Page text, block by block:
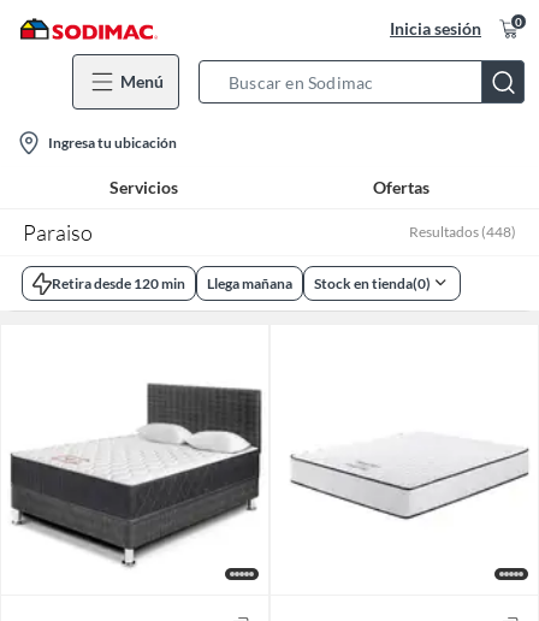
Inicia sesión 0
Menú
Bar
location-
icon
Ingresa tu ubicación
Servicios Ofertas
Paraiso Resultados (448)
Retira desde 120 min Llega mañana Stock en tienda(0)